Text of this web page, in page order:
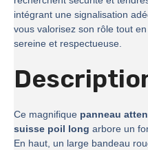
intégrant une signalisation
vous valorisez son rôle tout
sereine et respectueuse.
Ce magnifique panneau
suisse poil long arbore un
En haut, un large bandeau